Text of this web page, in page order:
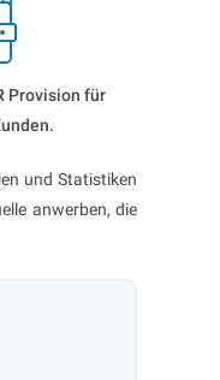
Provision für
und Statistiken
anwerben, die